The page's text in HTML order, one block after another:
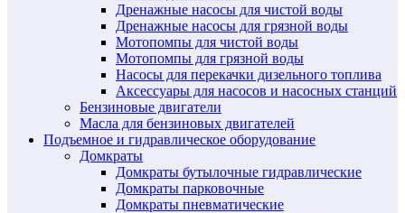
Дренажные насосы для чистой воды
Дренажные насосы для грязной воды
Мотопомпы для чистой воды
Мотопомпы для грязной воды
Насосы для перекачки дизельного топлива
Аксессуары для насосов и насосных станций
Бензиновые двигатели
Масла для бензиновых двигателей
Подъемное и гидравлическое оборудование
Домкраты
Домкраты бутылочные гидравлические
Домкраты парковочные
Домкраты пневматические